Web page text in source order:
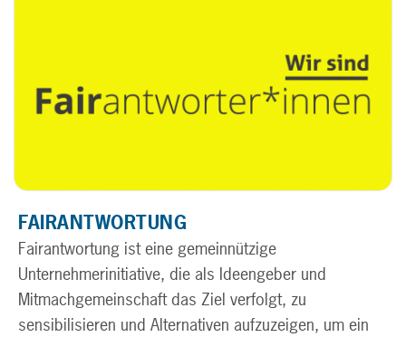
FAIRANTWORTUNG
Fairantwortung ist eine gemeinnützige
Unternehmerinitiative, die als Ideengeber und
Mitmachgemeinschaft das Ziel verfolgt, zu
sensibilisieren und Alternativen aufzuzeigen, um ein